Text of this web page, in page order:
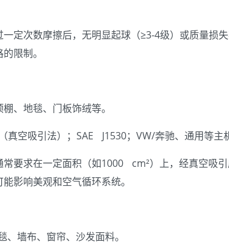
一定次数摩擦后，无明显起球（≥3-4级）或质量损
限制。
、地毯、门板饰绒等。
空吸引法）；SAE J1530；VW/奔驰、通用等主
常要求在一定面积（如1000 cm²）上，经真空
影响美观和空气循环系统。
、墙布、窗帘、沙发面料。